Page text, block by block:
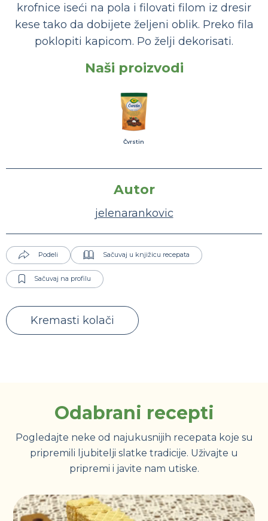
krofnice iseći na pola i filovati filom iz dresir
kese tako da dobijete željeni oblik. Preko fila
poklopiti kapicom. Po želji dekorisati.
Naši proizvodi
Čvrstin
Autor
jelenarankovic
Podeli Sačuvaj u knjižicu recepata
Sačuvaj na profilu
Kremasti kolači
Odabrani recepti
Pogledajte neke od najukusnijih recepata koje su
pripremili ljubitelji slatke tradicije. Uživajte u
pripremi i javite nam utiske.